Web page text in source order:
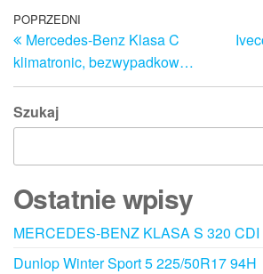
Nawigacja
wpisu
Poprzedni
wpis
POPRZEDNI
Mercedes-Benz Klasa C
klimatronic, bezwypadkow…
Szukaj
Ostatnie wpisy
MERCEDES-BENZ KLASA S 320 CDI
Dunlop Winter Sport 5 225/50R17 94H